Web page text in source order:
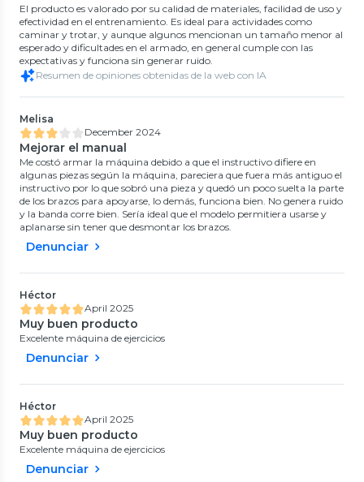
El producto es valorado por su calidad de materiales, facilidad de uso y
efectividad en el entrenamiento. Es ideal para actividades como
caminar y trotar, y aunque algunos mencionan un tamaño menor al
esperado y dificultades en el armado, en general cumple con las
expectativas y funciona sin generar ruido.
Resumen de opiniones obtenidas de la web con IA
Melisa
December 2024
Mejorar el manual
Me costó armar la máquina debido a que el instructivo difiere en
algunas piezas según la máquina, pareciera que fuera más antiguo el
instructivo por lo que sobró una pieza y quedó un poco suelta la parte
de los brazos para apoyarse, lo demás, funciona bien. No genera ruido
y la banda corre bien. Sería ideal que el modelo permitiera usarse y
aplanarse sin tener que desmontar los brazos.
Denunciar
Héctor
April 2025
Muy buen producto
Excelente máquina de ejercicios
Denunciar
Héctor
April 2025
Muy buen producto
Excelente máquina de ejercicios
Denunciar